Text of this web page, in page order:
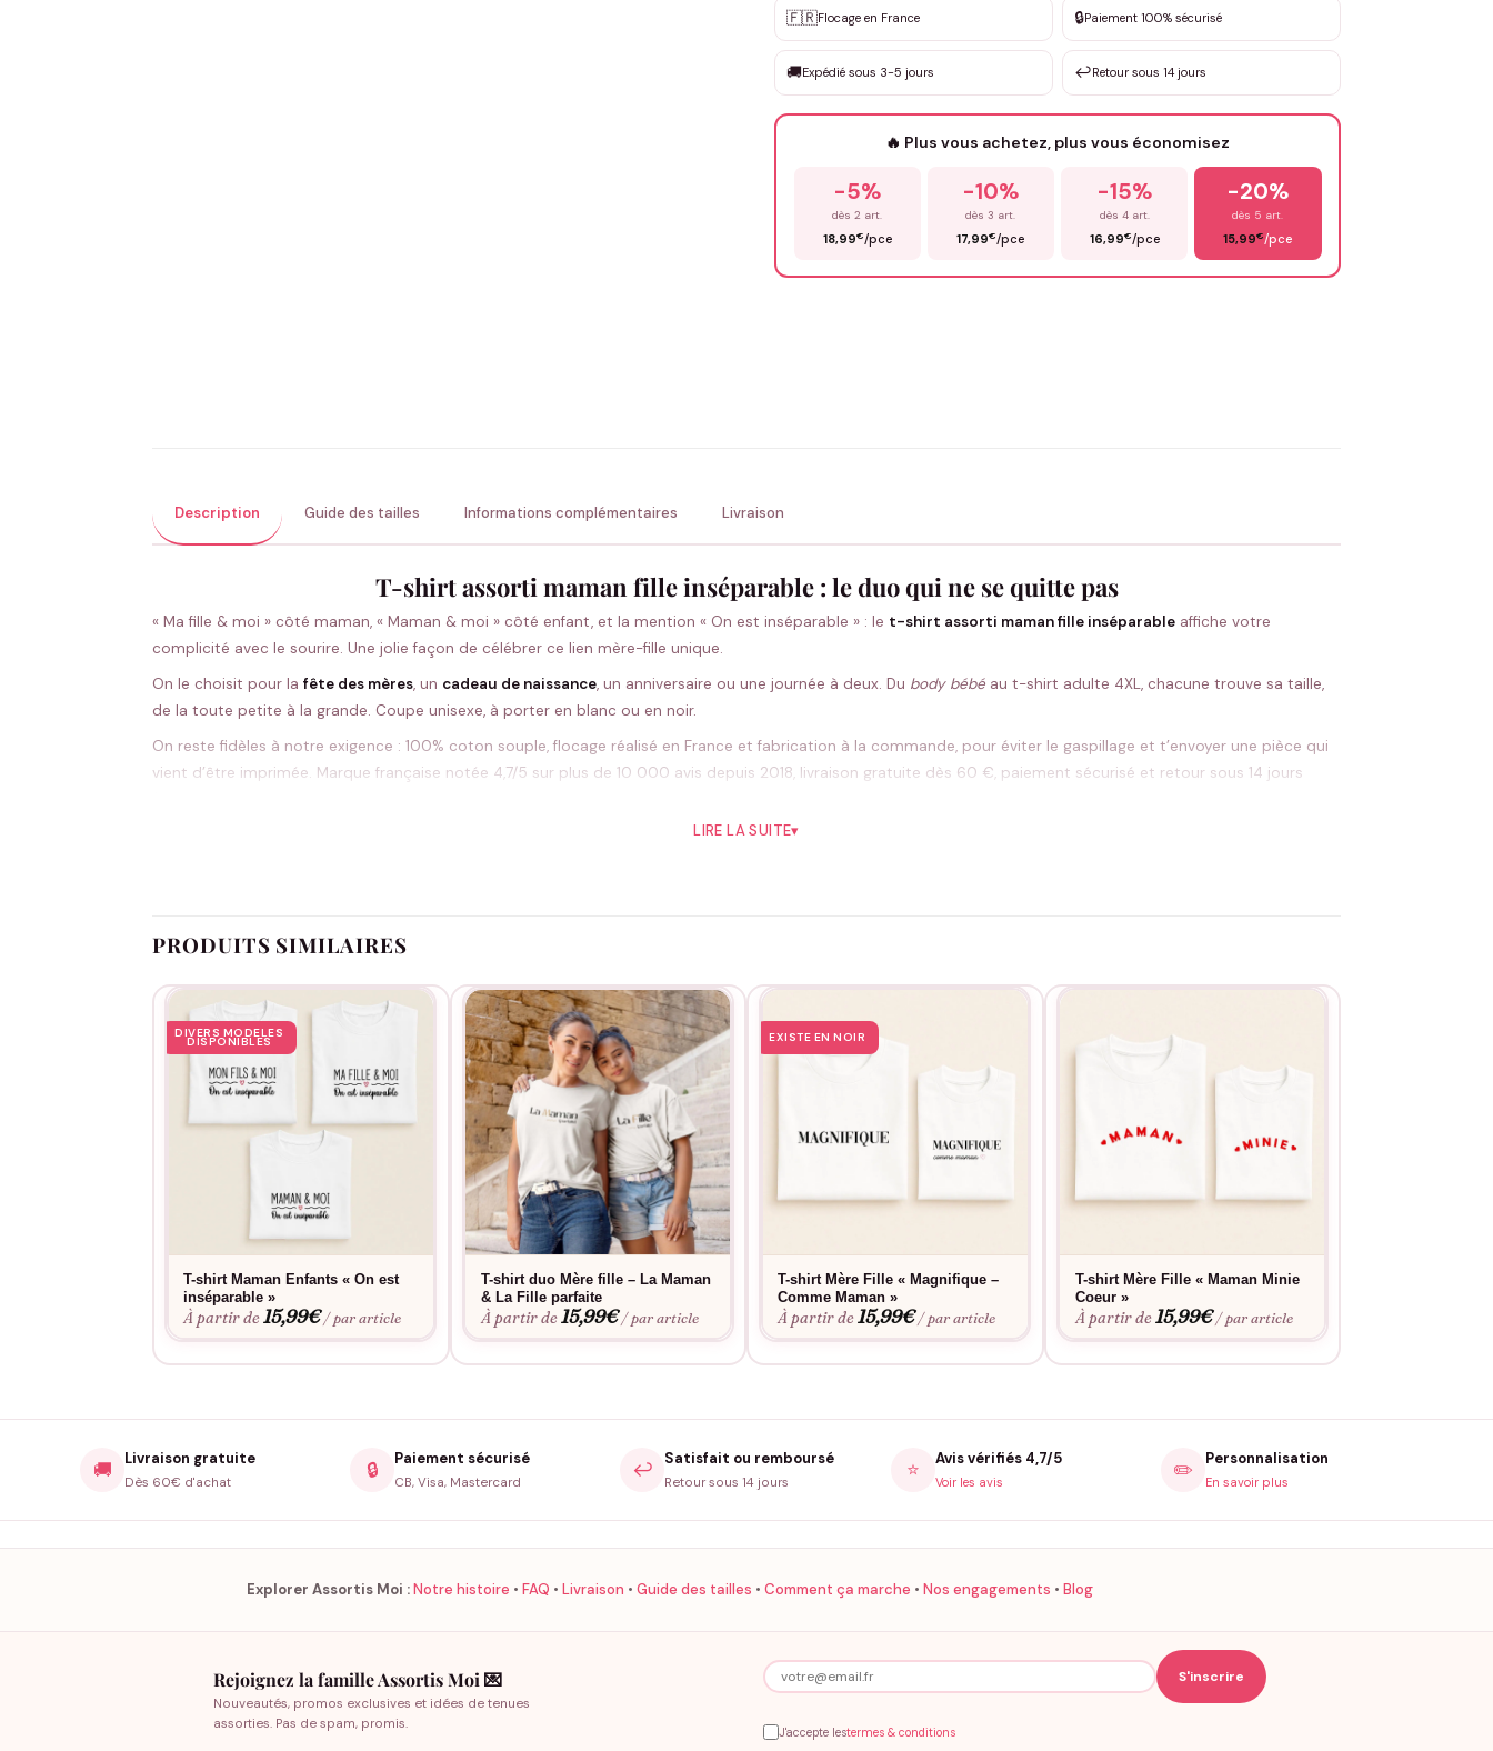
✨ Personnalisation sur mesure
DEVIS GRATUIT · Personnalisation de 3 à 10€ selon la demande
Que souhaitez-vous ?
🇫🇷Flocage en France 🔒Paiement 100% sécurisé
🚚Expédié sous 3-5 jours ↩️Retour sous 14 jours
🔥 Plus vous achetez, plus vous économisez
-5%
dès 2 art.
18,99€/pce
-10%
dès 3 art.
17,99€/pce
-15%
dès 4 art.
16,99€/pce
-20%
dès 5 art.
15,99€/pce
Description Guide des tailles Informations complémentaires Livraison
T-shirt assorti maman fille inséparable : le duo qui ne se quitte pas
« Ma fille & moi » côté maman, « Maman & moi » côté enfant, et la mention « On est inséparable » : le t-shirt assorti maman fille inséparable affiche votre
complicité avec le sourire. Une jolie façon de célébrer ce lien mère-fille unique.
On le choisit pour la fête des mères, un cadeau de naissance, un anniversaire ou une journée à deux. Du body bébé au t-shirt adulte 4XL, chacune trouve sa taille,
de la toute petite à la grande. Coupe unisexe, à porter en blanc ou en noir.
On reste fidèles à notre exigence : 100% coton souple, flocage réalisé en France et fabrication à la commande, pour éviter le gaspillage et t’envoyer une pièce qui
vient d’être imprimée. Marque française notée 4,7/5 sur plus de 10 000 avis depuis 2018, livraison gratuite dès 60 €, paiement sécurisé et retour sous 14 jours
L’entretien est tout simple : machine à 30°C sur l’envers, sans adoucissant, séchage à l’air libre, et jamais de fer directement sur le motif. Le duo mère-fille
LIRE LA SUITE▾
PRODUITS SIMILAIRES
DIVERS MODELES
DISPONIBLES
T-shirt Maman Enfants « On est
inséparable »
À partir de15,99€ / par article
T-shirt duo Mère fille – La Maman
& La Fille parfaite
À partir de15,99€ / par article
EXISTE EN NOIR
T-shirt Mère Fille « Magnifique –
Comme Maman »
À partir de15,99€ / par article
T-shirt Mère Fille « Maman Minie
Coeur »
À partir de15,99€ / par article
🚚 Livraison gratuite
Dès 60€ d'achat
🔒 Paiement sécurisé
CB, Visa, Mastercard
↩️ Satisfait ou remboursé
Retour sous 14 jours
⭐ Avis vérifiés 4,7/5
Voir les avis ✏️ Personnalisation
En savoir plus
Explorer Assortis Moi :Notre histoire • FAQ • Livraison • Guide des tailles • Comment ça marche • Nos engagements • Blog
Rejoignez la famille Assortis Moi 💌
Nouveautés, promos exclusives et idées de tenues
assorties. Pas de spam, promis.
J'accepte lestermes & conditions